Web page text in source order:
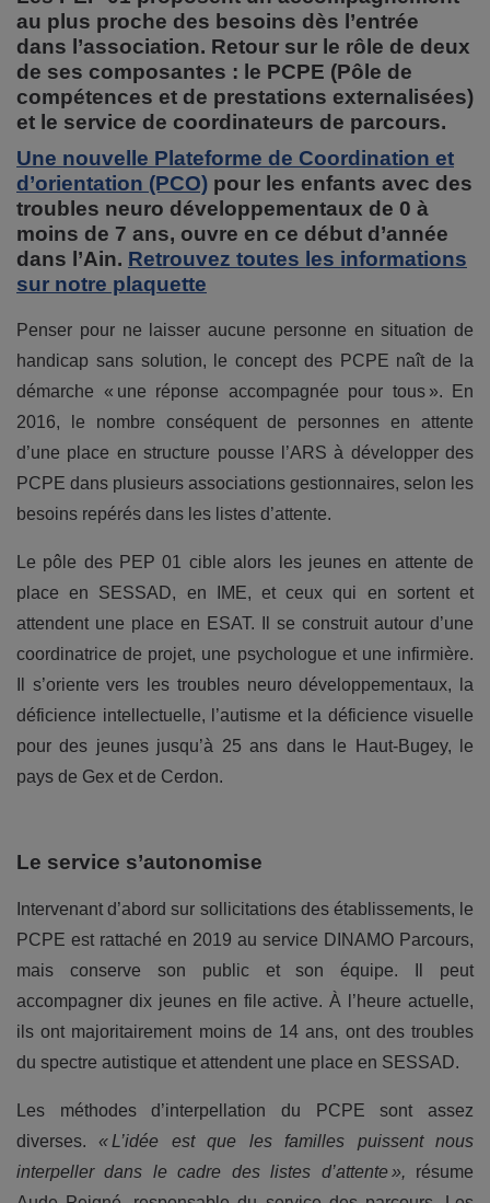
au plus proche des besoins dès l’entrée
dans l’association. Retour sur le rôle de deux
de ses composantes : le PCPE (Pôle de
compétences et de prestations externalisées)
et le service de coordinateurs de parcours.
Une nouvelle Plateforme de Coordination et
d’orientation (PCO) pour les enfants avec des
troubles neuro développementaux de 0 à
moins de 7 ans, ouvre en ce début d’année
dans l’Ain. Retrouvez toutes les informations
sur notre plaquette
Penser pour ne laisser aucune personne en situation de
handicap sans solution, le concept des PCPE naît de la
démarche « une réponse accompagnée pour tous ». En
2016, le nombre conséquent de personnes en attente
d’une place en structure pousse l’ARS à développer des
PCPE dans plusieurs associations gestionnaires, selon les
besoins repérés dans les listes d’attente.
Le pôle des PEP 01 cible alors les jeunes en attente de
place en SESSAD, en IME, et ceux qui en sortent et
attendent une place en ESAT. Il se construit autour d’une
coordinatrice de projet, une psychologue et une infirmière.
Il s’oriente vers les troubles neuro développementaux, la
déficience intellectuelle, l’autisme et la déficience visuelle
pour des jeunes jusqu’à 25 ans dans le Haut-Bugey, le
pays de Gex et de Cerdon.
Le service s’autonomise
Intervenant d’abord sur sollicitations des établissements, le
PCPE est rattaché en 2019 au service DINAMO Parcours,
mais conserve son public et son équipe. Il peut
accompagner dix jeunes en file active. À l’heure actuelle,
ils ont majoritairement moins de 14 ans, ont des troubles
du spectre autistique et attendent une place en SESSAD.
Les méthodes d’interpellation du PCPE sont assez
diverses.« L’idée est que les familles puissent nous
interpeller dans le cadre des listes d’attente », résume